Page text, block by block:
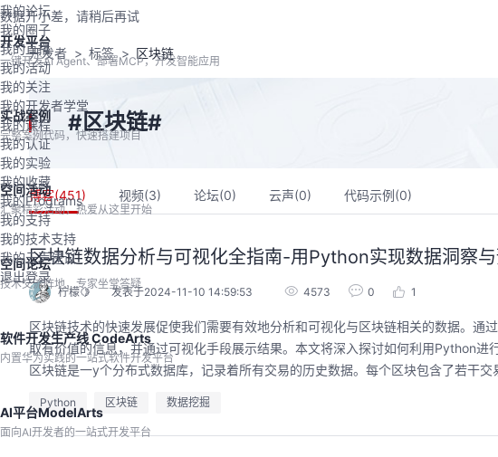
开发平台
一键开发AI Agent、部署MCP，开发智能应用
实战案例
完整案例代码，快速搭建项目
空间活动
汇聚精彩活动，热爱从这里开始
空间论坛
技术交流阵地，专家坐堂答疑
软件开发生产线 CodeArts
内置华为实践的一站式软件开发平台
AI平台ModelArts
面向AI开发者的一站式开发平台
我的论坛
我的圈子
我的直播
我的活动
我的关注
我的开发者学堂
我的课程
我的认证
我的实验
我的收藏
我的Programs
我的支持
我的技术支持
我的云声建议
退出登录
数据开小差，请稍后再试
开发者 标签 区块链
#区块链#
博客(451) 视频(3) 论坛(0) 云声(0) 代码示例(0)
区块链数据分析与可视化全指南-用Python实现数据洞察与
柠檬🍋 发表于2024-11-10 14:59:53 4573 0 1
区块链技术的快速发展促使我们需要有效地分析和可视化与区块链相关的数据。
取有价值的信息，并通过可视化手段展示结果。本文将深入探讨如何利用Python
区块链是一y个分布式数据库，记录着所有交易的历史数据。每个区块包含了若干
Python 区块链 数据挖掘